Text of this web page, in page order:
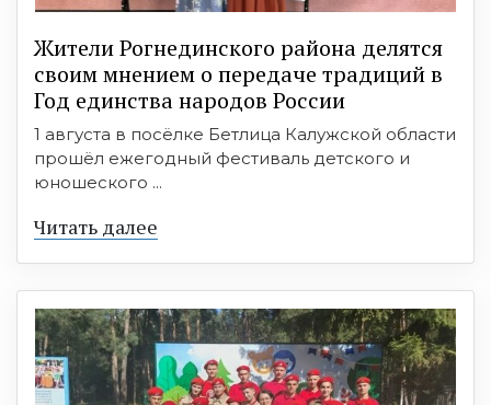
Жители Рогнединского района делятся
своим мнением о передаче традиций в
Год единства народов России
1 августа в посёлке Бетлица Калужской области
прошёл ежегодный фестиваль детского и
юношеского ...
Читать далее